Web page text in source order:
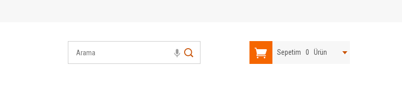
Sepetim 0 Ürün